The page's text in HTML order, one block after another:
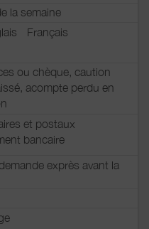
la semaine
Français
ou chèque, caution
acompte perdu en
et postaux
bancaire
exprès avant la